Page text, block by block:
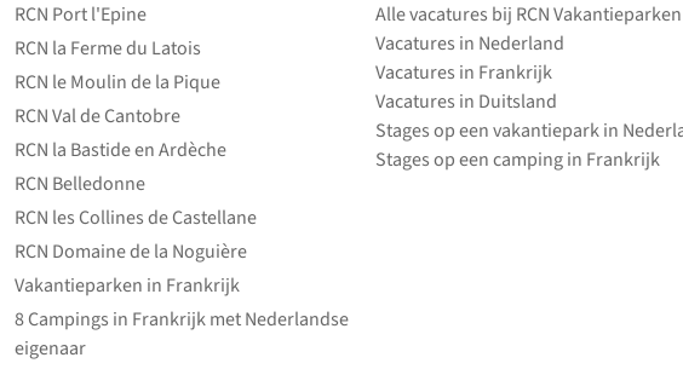
RCN Port l'Epine
RCN la Ferme du Latois
RCN le Moulin de la Pique
RCN Val de Cantobre
RCN la Bastide en Ardèche
RCN Belledonne
RCN les Collines de Castellane
RCN Domaine de la Noguière
Vakantieparken in Frankrijk
8 Campings in Frankrijk met Nederlandse
eigenaar
Alle vacatures bij RCN Vakantieparken
Vacatures in Nederland
Vacatures in Frankrijk
Vacatures in Duitsland
Stages op een vakantiepark in
Stages op een camping in Frankrijk